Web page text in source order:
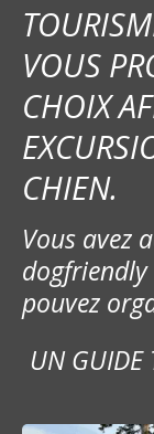
VOUS
CHOIX
CHIEN.
Vous avez
dogfriendly
pouvez
UN GUIDE